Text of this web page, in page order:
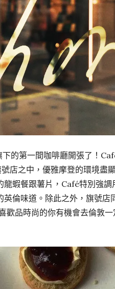
的第一間咖啡廳開張了！
店之中，優雅摩登的環境盡
蝦餐跟薯片，Café特別強
倫味道。除此之外，旗號店
品時尚的你有機會去倫敦